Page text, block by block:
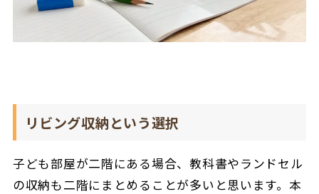
リビング収納という選択
子ども部屋が二階にある場合、教科書やランドセル
の収納も二階にまとめることが多いと思います。本